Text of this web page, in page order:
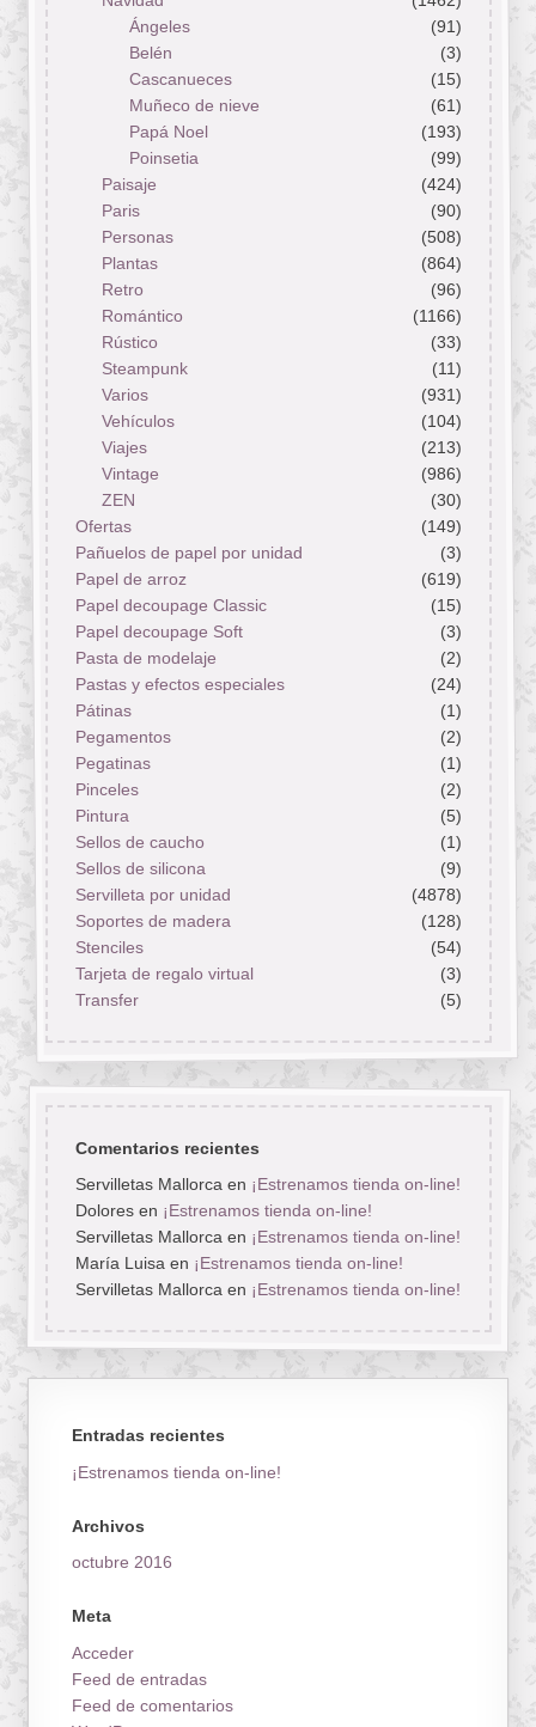
Ángeles
(91)
Belén
(3)
Cascanueces
(15)
Muñeco de nieve
(61)
Papá Noel
(193)
Poinsetia
(99)
Paisaje
(424)
Paris
(90)
Personas
(508)
Plantas
(864)
Retro
(96)
Romántico
(1166)
Rústico
(33)
Steampunk
(11)
Varios
(931)
Vehículos
(104)
Viajes
(213)
Vintage
(986)
ZEN
(30)
Ofertas
(149)
Pañuelos de papel por unidad
(3)
Papel de arroz
(619)
Papel decoupage Classic
(15)
Papel decoupage Soft
(3)
Pasta de modelaje
(2)
Pastas y efectos especiales
(24)
Pátinas
(1)
Pegamentos
(2)
Pegatinas
(1)
Pinceles
(2)
Pintura
(5)
Sellos de caucho
(1)
Sellos de silicona
(9)
Servilleta por unidad
(4878)
Soportes de madera
(128)
Stenciles
(54)
Tarjeta de regalo virtual
(3)
Transfer
(5)
Comentarios recientes
Servilletas Mallorcaen ¡Estrenamos tienda on-line!
Doloresen ¡Estrenamos tienda on-line!
Servilletas Mallorcaen ¡Estrenamos tienda on-line!
María Luisaen ¡Estrenamos tienda on-line!
Servilletas Mallorcaen ¡Estrenamos tienda on-line!
Entradas recientes
¡Estrenamos tienda on-line!
Archivos
octubre 2016
Meta
Acceder
Feed de entradas
Feed de comentarios